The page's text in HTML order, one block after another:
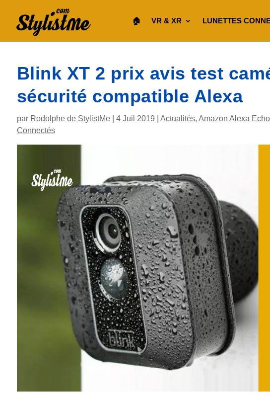
🏠︎ VR & XR LUNETTES
Blink XT 2 prix avis test
sécurité compatible Alexa
par Rodolphe de StylistMe| 4 Juil 2019 Actualités, Amazon Alexa Echo
Connectés